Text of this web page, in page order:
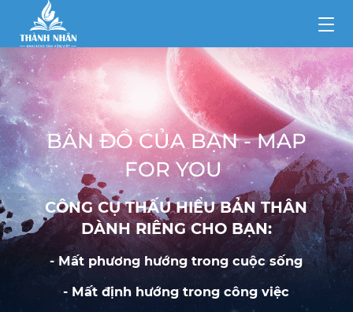
BẢN ĐỒ CỦA BẠN - MAP
FOR YOU
CÔNG CỤ THẤU HIỂU BẢN THÂN
DÀNH RIÊNG CHO BẠN:
- Mất phương hướng trong cuộc sống
- Mất định hướng trong công việc